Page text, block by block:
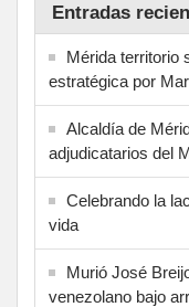
Entradas
Mérida territorio
estratégica por
Alcaldía de
adjudicatarios del
Celebrando la
vida
Murió José
venezolano bajo